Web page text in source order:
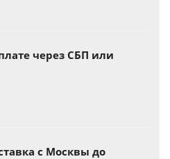
через СБП или
c Москвы до